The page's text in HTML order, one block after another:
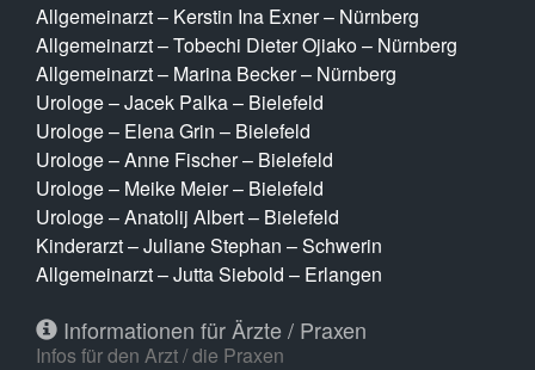
Allgemeinarzt – Kerstin Ina Exner – Nürnberg
Allgemeinarzt – Tobechi Dieter Ojiako – Nürnberg
Allgemeinarzt – Marina Becker – Nürnberg
Urologe – Jacek Palka – Bielefeld
Urologe – Elena Grin – Bielefeld
Urologe – Anne Fischer – Bielefeld
Urologe – Meike Meier – Bielefeld
Urologe – Anatolij Albert – Bielefeld
Kinderarzt – Juliane Stephan – Schwerin
Allgemeinarzt – Jutta Siebold – Erlangen
Informationen für Ärzte / Praxen
Infos für den Arzt / die Praxen